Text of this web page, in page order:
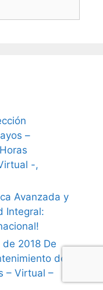
–
-,
Avanzada y
Integral:
2018 De
de la
– Virtual –